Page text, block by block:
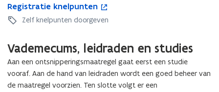
i
e
a
n
g
e
r
t
i
a
a
n
g
e
e
g
t
r
t
i
p
e
i
n
e
Registratie knelpunten
R
e
g
s
t
r
a
t
Zelf knelpunten doorgeven
Vademecums, leidraden en studies
Aan een ontsnipperingsmaatregel gaat eerst een studie
vooraf. Aan de hand van leidraden wordt een goed beheer van
de maatregel voorzien. Ten slotte volgt er een